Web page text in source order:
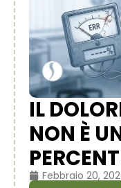
IL
NON È
Febbraio 20,